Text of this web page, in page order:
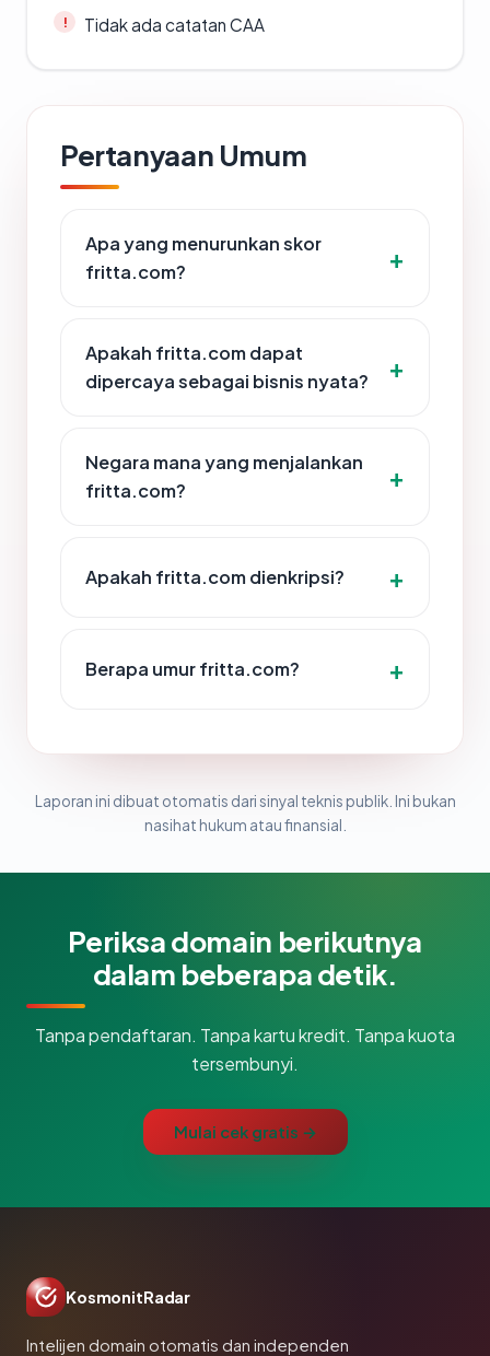
Tidak ada catatan CAA
Pertanyaan Umum
Apa yang menurunkan skor
fritta.com?
Apakah fritta.com dapat
dipercaya sebagai bisnis nyata?
Negara mana yang menjalankan
fritta.com?
Apakah fritta.com dienkripsi?
Berapa umur fritta.com?
Laporan ini dibuat otomatis dari sinyal teknis publik. Ini bukan
nasihat hukum atau finansial.
Periksa domain berikutnya
dalam beberapa detik.
Tanpa pendaftaran. Tanpa kartu kredit. Tanpa kuota
tersembunyi.
Mulai cek gratis →
KosmonitRadar
Intelijen domain otomatis dan independen